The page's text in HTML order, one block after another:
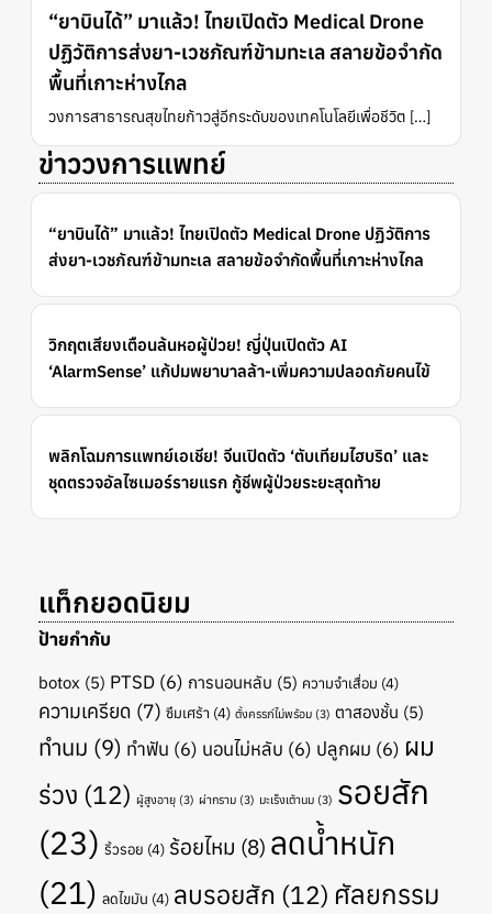
“ยาบินได้” มาแล้ว! ไทยเปิดตัว Medical Drone
ปฏิวัติการส่งยา-เวชภัณฑ์ข้ามทะเล สลายข้อจำกัด
พื้นที่เกาะห่างไกล
วงการสาธารณสุขไทยก้าวสู่อีกระดับของเทคโนโลยีเพื่อชีวิต […]
ข่าววงการแพทย์
“ยาบินได้” มาแล้ว! ไทยเปิดตัว Medical Drone ปฏิวัติการ
ส่งยา-เวชภัณฑ์ข้ามทะเล สลายข้อจำกัดพื้นที่เกาะห่างไกล
วิกฤตเสียงเตือนล้นหอผู้ป่วย! ญี่ปุ่นเปิดตัว AI
‘AlarmSense’ แก้ปมพยาบาลล้า-เพิ่มความปลอดภัยคนไข้
พลิกโฉมการแพทย์เอเชีย! จีนเปิดตัว ‘ตับเทียมไฮบริด’ และ
ชุดตรวจอัลไซเมอร์รายแรก กู้ชีพผู้ป่วยระยะสุดท้าย
แท็กยอดนิยม
ป้ายกำกับ
botox (5) PTSD (6) การนอนหลับ (5) ความจำเสื่อม (4)
ความเครียด (7) ซึมเศร้า (4) ตั้งครรภ์ไม่พร้อม (3) ตาสองชั้น (5)
ทำนม (9) ทำฟัน (6) นอนไม่หลับ (6) ปลูกผม (6) ผม
ร่วง (12) ผู้สูงอายุ (3) ผ่ากราม (3) มะเร็งเต้านม (3) รอยสัก
(23) ริ้วรอย (4) ร้อยไหม (8) ลดน้ำหนัก
(21) ลดไขมัน (4) ลบรอยสัก (12) ศัลยกรรม